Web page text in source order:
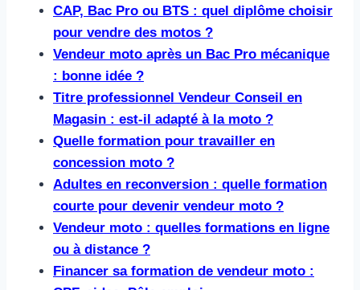
CAP, Bac Pro ou BTS : quel diplôme choisir
pour vendre des motos ?
Vendeur moto après un Bac Pro mécanique
: bonne idée ?
Titre professionnel Vendeur Conseil en
Magasin : est-il adapté à la moto ?
Quelle formation pour travailler en
concession moto ?
Adultes en reconversion : quelle formation
courte pour devenir vendeur moto ?
Vendeur moto : quelles formations en ligne
ou à distance ?
Financer sa formation de vendeur moto :